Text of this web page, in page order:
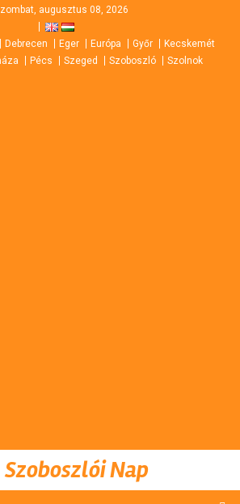
augusztus 08, 2026
Debrecen Eger Európa Győr
Kecskemét
Pécs Szeged Szoboszló Szolnok
Szoboszlói Nap